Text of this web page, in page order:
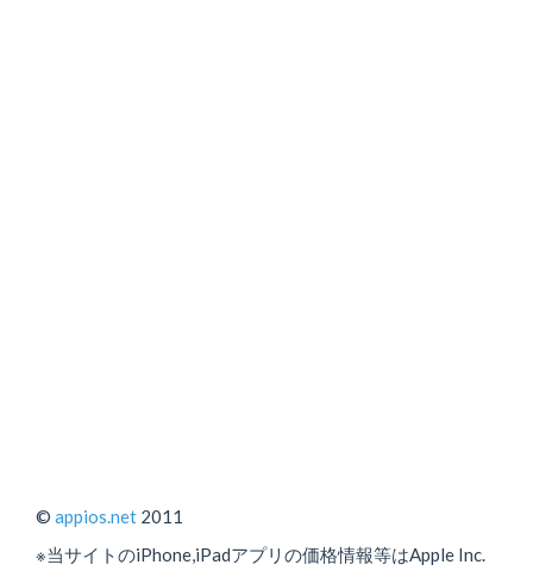
© appios.net 2011
※当サイトのiPhone,iPadアプリの価格情報等はApple Inc.